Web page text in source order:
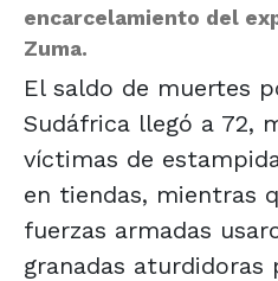
encarcelamiento del
Zuma.
El saldo de muertes
Sudáfrica llegó a 72,
víctimas de
en tiendas, mientras
fuerzas armadas
granadas aturdidoras